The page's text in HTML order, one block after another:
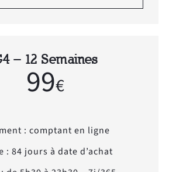
– 12 Semaines
99€
: comptant en ligne
: 84 jours à date d’achat